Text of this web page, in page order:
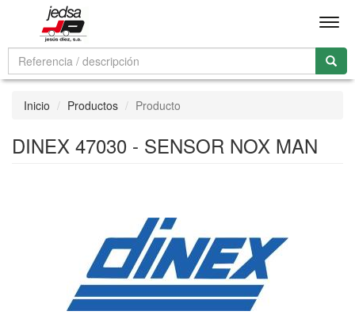
Inicio Productos Producto
DINEX 47030 - SENSOR NOX MAN